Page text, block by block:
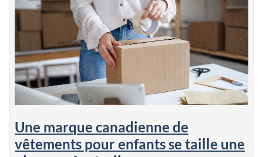
Une marque canadienne de
vêtements pour enfants se taille une